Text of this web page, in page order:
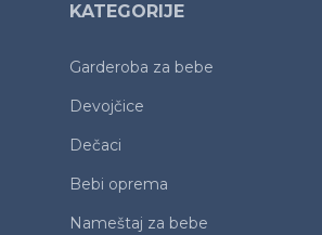
KATEGORIJE
Garderoba za bebe
Devojčice
Dečaci
Bebi oprema
Nameštaj za bebe